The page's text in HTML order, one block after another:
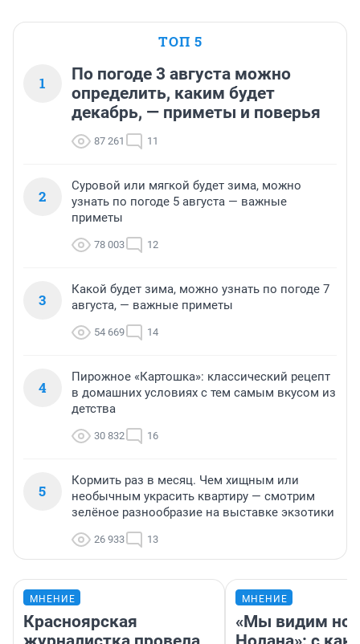
ТОП 5
1
По погоде 3 августа можно
определить, каким будет
декабрь, — приметы и поверья
87 261 11
2
Суровой или мягкой будет зима, можно
узнать по погоде 5 августа — важные
приметы
78 003 12
3
Какой будет зима, можно узнать по погоде 7
августа, — важные приметы
54 669 14
4
Пирожное «Картошка»: классический рецепт
в домашних условиях с тем самым вкусом из
детства
30 832 16
5
Кормить раз в месяц. Чем хищным или
необычным украсить квартиру — смотрим
зелёное разнообразие на выставке экзотики
26 933 13
МНЕНИЕ
Красноярская
МНЕНИЕ
«Мы видим